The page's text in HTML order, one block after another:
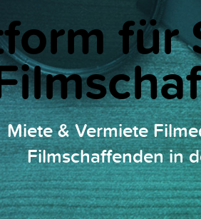
für
Miete & Vermiete
Filmschaffenden in